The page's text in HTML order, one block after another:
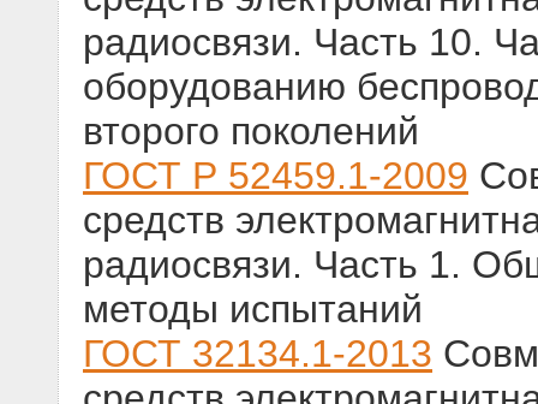
радиосвязи. Часть 10.
оборудованию
второго поколений
ГОСТ Р 52459.1-2009
средств
радиосвязи. Часть 1.
методы испытаний
ГОСТ 32134.1-2013